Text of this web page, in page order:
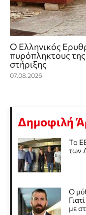
Ο Ελληνικός
πυρόπληκτους της
στήριξης
07.08.2026
Δημοφιλή
Το
των
Ο
με